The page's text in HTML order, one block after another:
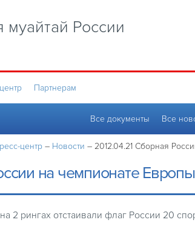
России
Партнерам
Все документы Все
центр – Новости – 2012.04.21 Сборная
на чемпионате
2 рингах отстаивали флаг России 20